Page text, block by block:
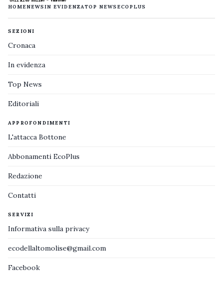
HOMENEWS IN EVIDENZATOP NEWS ECOPLUS
SEZIONI
Cronaca
In evidenza
Top News
Editoriali
APPROFONDIMENTI
L'attacca Bottone
Abbonamenti EcoPlus
Redazione
Contatti
SERVIZI
Informativa sulla privacy
ecodellaltomolise@gmail.com
Facebook